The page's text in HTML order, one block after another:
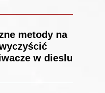
metody na
w dieslu